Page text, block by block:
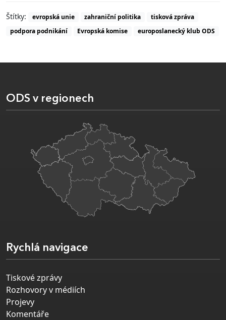
Štítky: evropská unie zahraniční politika
tisková zpráva
podpora podnikání
Evropská komise europoslanecký klub ODS
ODS v regionech
Rychlá navigace
Tiskové zprávy
Rozhovory v médiích
Projevy
Komentáře